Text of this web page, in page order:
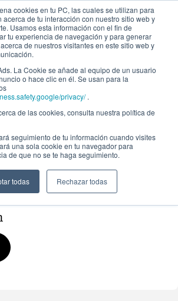
cookies en tu PC, las cuales se utilizan para
de tu interacción con nuestro sitio web y
Usamos esta información con el fin de
tu experiencia de navegación y para generar
de nuestros visitantes en este sitio web y
La Cookie se añade al equipo de un usuario
o hace clic en él. Se usan para la
privacy/.
de las cookies, consulta nuestra política de
seguimiento de tu información cuando visites
una sola cookie en tu navegador para
de que no se te haga seguimiento.
todas Rechazar todas
solvencia y regulación
de resolución. 14ª